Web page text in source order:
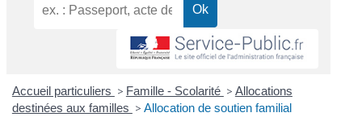
Accueil particuliers > Famille - Scolarité > Allocations
destinées aux familles > Allocation de soutien familial